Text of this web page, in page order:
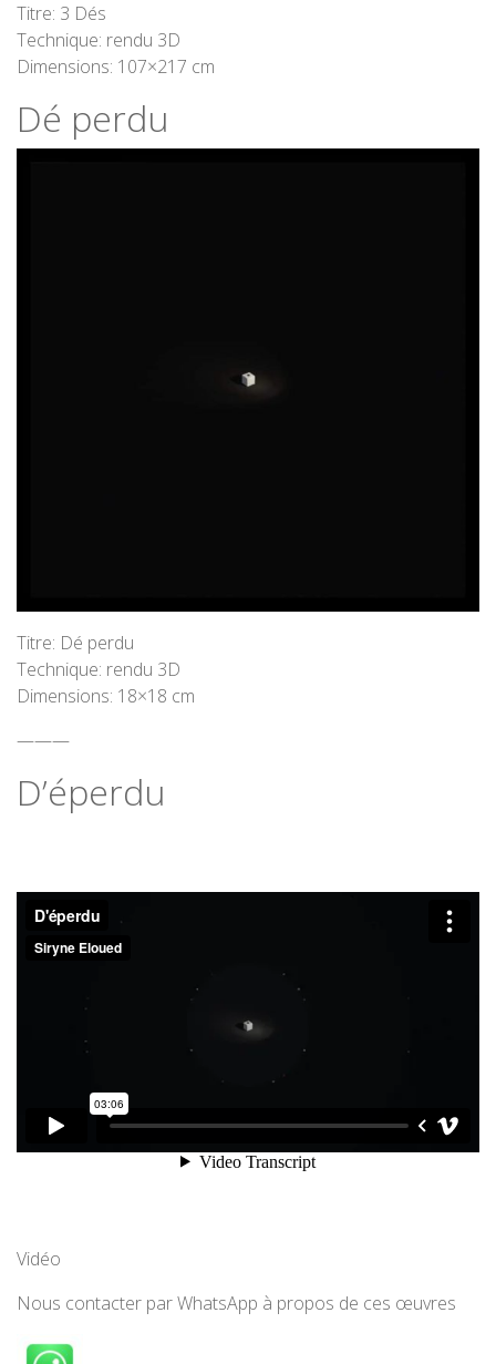
Titre: 3 Dés
Technique: rendu 3D
Dimensions: 107×217 cm
Dé perdu
Titre: Dé perdu
Technique: rendu 3D
Dimensions: 18×18 cm
———
D’éperdu
Vidéo
Nous contacter par WhatsApp à propos de ces œuvres